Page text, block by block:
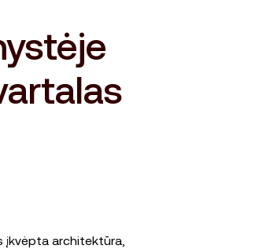
įkvėpta architektūra,